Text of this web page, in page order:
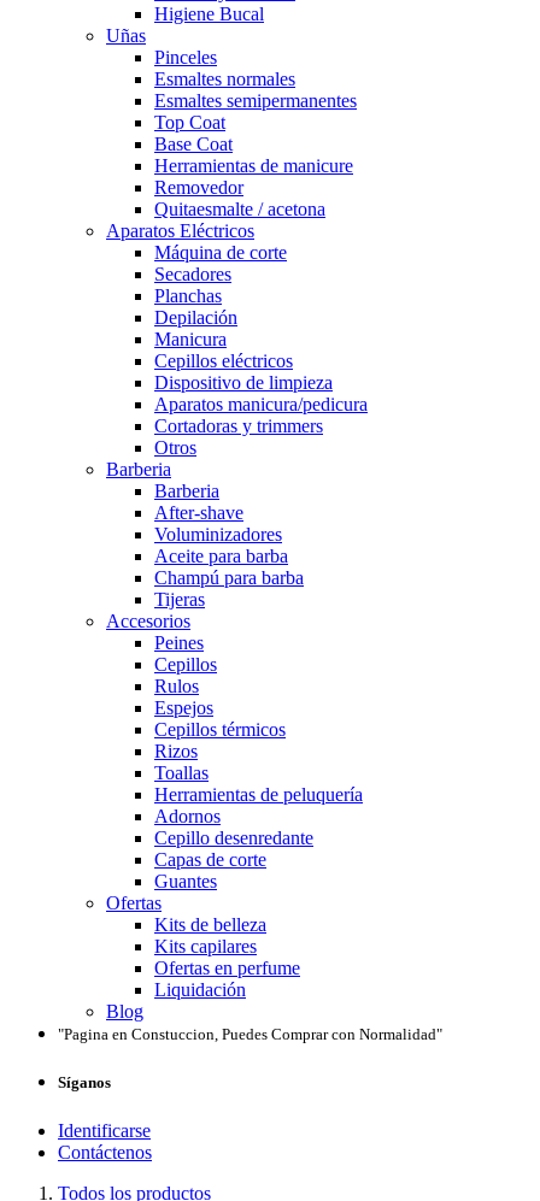
Higiene Bucal
Uñas
Pinceles
Esmaltes normales
Esmaltes semipermanentes
Top Coat
Base Coat
Herramientas de manicure
Removedor
Quitaesmalte / acetona
Aparatos Eléctricos
Máquina de corte
Secadores
Planchas
Depilación
Manicura
Cepillos eléctricos
Dispositivo de limpieza
Aparatos manicura/pedicura
Cortadoras y trimmers
Otros
Barberia
Barberia
After-shave
Voluminizadores
Aceite para barba
Champú para barba
Tijeras
Accesorios
Peines
Cepillos
Rulos
Espejos
Cepillos térmicos
Rizos
Toallas
Herramientas de peluquería
Adornos
Cepillo desenredante
Capas de corte
Guantes
Ofertas
Kits de belleza
Kits capilares
Ofertas en perfume
Liquidación
Blog
"Pagina en Constuccion, Puedes Comprar con Normalidad"
Síganos
Identificarse
Contáctenos
Todos los productos